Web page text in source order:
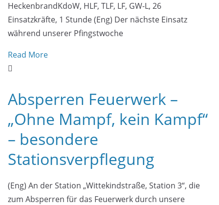
HeckenbrandKdoW, HLF, TLF, LF, GW-L, 26
Einsatzkräfte, 1 Stunde (Eng) Der nächste Einsatz
während unserer Pfingstwoche
Read More
Absperren Feuerwerk –
„Ohne Mampf, kein Kampf“
– besondere
Stationsverpflegung
(Eng) An der Station „Wittekindstraße, Station 3“, die
zum Absperren für das Feuerwerk durch unsere